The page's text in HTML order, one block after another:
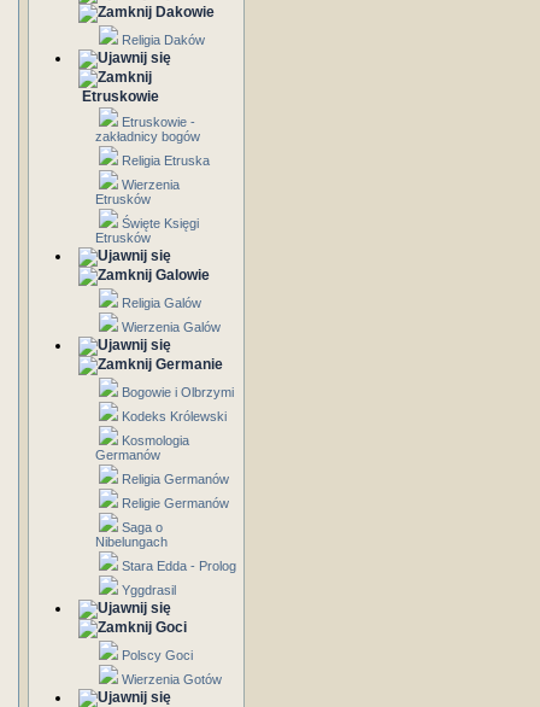
Dakowie
Religia Daków
Etruskowie
Etruskowie -
zakładnicy bogów
Religia Etruska
Wierzenia
Etrusków
Święte Księgi
Etrusków
Galowie
Religia Galów
Wierzenia Galów
Germanie
Bogowie i Olbrzymi
Kodeks Królewski
Kosmologia
Germanów
Religia Germanów
Religie Germanów
Saga o
Nibelungach
Stara Edda - Prolog
Yggdrasil
Goci
Polscy Goci
Wierzenia Gotów